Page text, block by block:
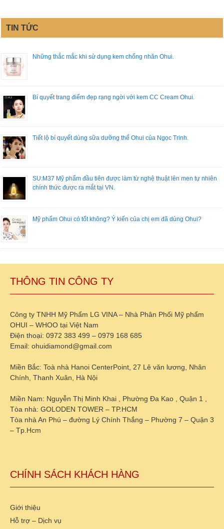
TIN TỨC
Những thắc mắc khi sử dụng kem chống nhăn Ohui.
Bí quyết trang điểm đẹp rạng ngời với kem CC Cream Ohui.
Tiết lộ bí quyết dùng sữa dưỡng thể Ohui của Ngọc Trinh.
SU:M37 Mỹ phẩm đầu tiên được làm từ nghệ thuật lên men tự nhiên
chính thức được ra mắt tại VN.
Mỹ phẩm Ohui có tốt không? Ý kiến của chị em đã dùng Ohui?
THÔNG TIN CÔNG TY
Công ty TNHH Mỹ Phẩm LG VINA – Nhà Phân Phối Mỹ phẩm
OHUI – WHOO tại Việt Nam
Điện thoại: 0972 383 499 – 0979 168 685
Email: ohuidiamond@gmail.com
Miền Bắc: Toà nhà Hanoi CenterPoint, 27 Lê văn lương, Nhân
Chính, Thanh Xuân, Hà Nội
Miền Nam: Nguyễn Thị Minh Khai , Phường Đa Kao , Quận 1 ,
Tòa nhà: GOLODEN TOWER – TP.HCM
Tòa nhà An Phú – đường Lý Chính Thắng – Phường 7 – Quận 3
– Tp.Hcm
CHÍNH SÁCH KHÁCH HÀNG
Giới thiệu
Hỗ trợ – Dịch vụ